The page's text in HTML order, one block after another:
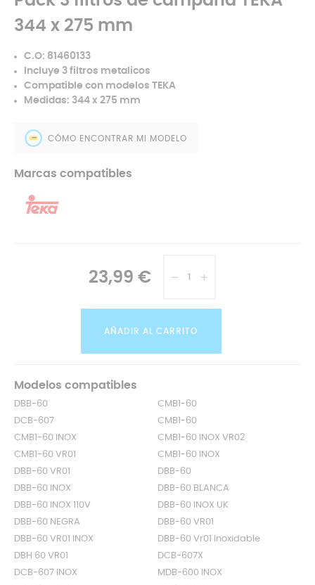
344 x 275 mm
C.O: 81460133
Incluye 3 filtros metalicos
Compatible con modelos TEKA
Medidas: 344 x 275 mm
CÓMO ENCONTRAR MI MODELO
Marcas compatibles
23,99 €
AÑADIR AL CARRITO
Modelos compatibles
DBB-60
CMB1-60
DCB-607
CMB1-60
CMB1-60 INOX
CMB1-60 INOX VR02
CMB1-60 VR01
CMB1-60 INOX
DBB-60 VR01
DBB-60
DBB-60 INOX
DBB-60 BLANCA
DBB-60 INOX 110V
DBB-60 INOX UK
DBB-60 NEGRA
DBB-60 VR01
DBB-60 VR01 INOX
DBB-60 Vr01 Inoxidable
DBH 60 VR01
DCB-607X
DCB-607 INOX
MDB-600 INOX